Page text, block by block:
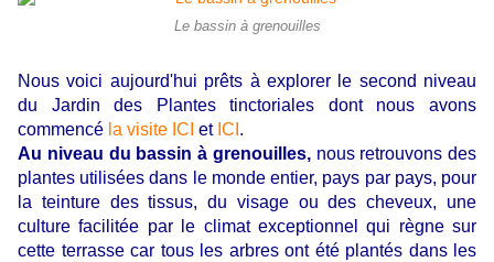
Le bassin à grenouilles
Nous voici aujourd'hui prêts à explorer le second niveau
du Jardin des Plantes tinctoriales dont nous avons
commencé la visite ICI etICI .
Au niveau du bassin à grenouilles, nous retrouvons des
plantes utilisées dans le monde entier, pays par pays, pour
la teinture des tissus, du visage ou des cheveux, une
culture facilitée par le climat exceptionnel qui règne sur
cette terrasse car tous les arbres ont été plantés dans les